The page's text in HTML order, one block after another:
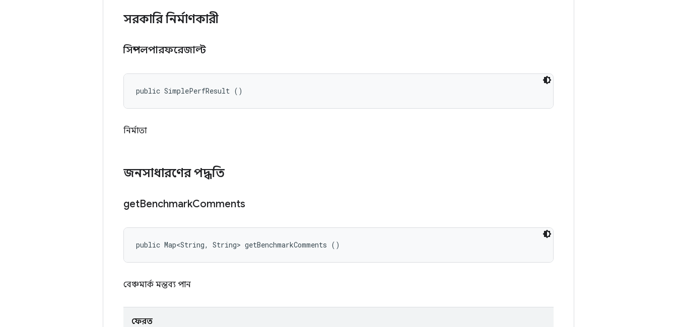
সরকারি নির্মাণকারী
সিম্পলপারফরেজাল্ট
public SimplePerfResult ()
নির্মাতা
জনসাধারণের পদ্ধতি
getBenchmarkComments
public Map<String, String> getBenchmarkComments ()
বেঞ্চমার্ক মন্তব্য পান
ফেরত